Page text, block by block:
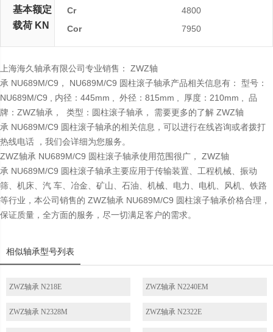
基本额定
载荷 KN
Cr
4800
Cor
7950
上海海久轴承有限公司专业销售： ZWZ轴
承 NU689M/C9， NU689M/C9 圆柱滚子轴承产品相关信息有： 型号：
NU689M/C9 , 内径：445mm , 外径：815mm , 厚度：210mm , 品
牌：ZWZ轴承， 类型：圆柱滚子轴承， 需要更多的了解 ZWZ轴
承 NU689M/C9 圆柱滚子轴承的相关信息，可以进行在线咨询或者拨打
热线电话 ，我们会详细为您服务。
ZWZ轴承 NU689M/C9 圆柱滚子轴承使用范围很广， ZWZ轴
承 NU689M/C9 圆柱滚子轴承主要应用于传输装置、工程机械、振动
筛、机床、汽 车、冶金、矿山、石油、机械、电力、电机、风机、铁路
等行业，本公司销售的 ZWZ轴承 NU689M/C9 圆柱滚子轴承价格合理，
保证质量，全方面的服务，尽一切满足客户的需求。
相似轴承型号列表
ZWZ轴承 N218E ZWZ轴承 N2240EM
ZWZ轴承 N2328M ZWZ轴承 N2322E